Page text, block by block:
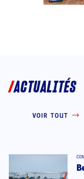
ACTUALITÉS
VOIR TOUT